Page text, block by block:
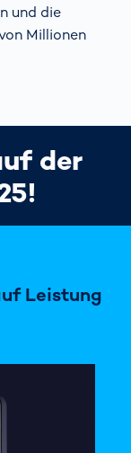
und die
Millionen
der
Leistung